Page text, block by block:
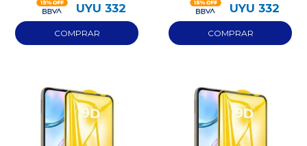
UYU 332 UYU 332